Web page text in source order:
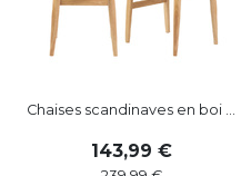
Chaises scandinaves en boi ...
143,99